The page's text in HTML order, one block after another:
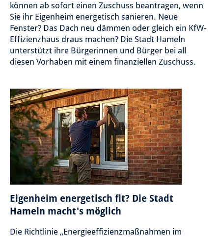
können ab sofort einen Zuschuss beantragen, wenn
Sie ihr Eigenheim energetisch sanieren. Neue
Fenster? Das Dach neu dämmen oder gleich ein KfW-
Effizienzhaus draus machen? Die Stadt Hameln
unterstützt ihre Bürgerinnen und Bürger bei all
diesen Vorhaben mit einem finanziellen Zuschuss.
Eigenheim energetisch fit? Die Stadt
Hameln macht's möglich
Die Richtlinie „Energieeffizienzmaßnahmen im